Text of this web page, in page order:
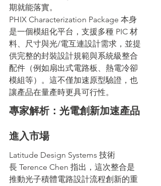
期就能落實。
PHIX Characterization Package 本身
是一個模組化平台，支援多種 PIC 材
料、尺寸與光/電互連設計需求，並提
供完整的封裝設計規範與系統級整合
配件（例如扇出式電路板、熱電冷卻
模組等）。這不僅加速原型驗證，也
讓產品在量產時更具可行性。
專家解析：光電創新加速產品
進入市場
Latitude Design Systems 技術
長 Terence Chen 指出，這次整合是
推動光子積體電路設計流程創新的重